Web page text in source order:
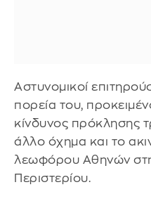
Αστυνομικοί
πορεία του,
κίνδυνος πρόκλησης
άλλο όχημα και το
λεωφόρου Αθηνών
Περιστερίου.